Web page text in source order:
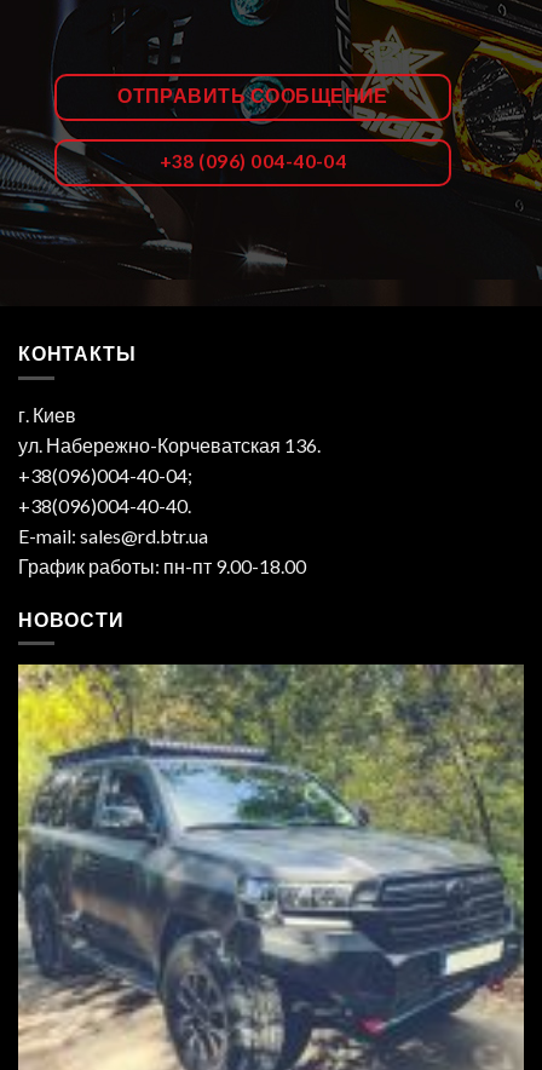
ОТПРАВИТЬ СООБЩЕНИЕ
+38 (096) 004-40-04
КОНТАКТЫ
г. Киев
ул. Набережно-Корчеватская 136.
+38(096)004-40-04;
+38(096)004-40-40.
E-mail: sales@rd.btr.ua
График работы: пн-пт 9.00-18.00
НОВОСТИ